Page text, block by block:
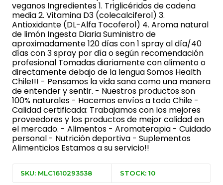
veganos Ingredientes 1. Triglicéridos de cadena
media 2. Vitamina D3 (colecalciferol) 3.
Antioxidante (DL-Alfa Tocoferol) 4. Aroma natural
de limón Ingesta Diaria Suministro de
aproximadamente 120 días con 1 spray al día/40
días con 3 spray por día o según recomendación
profesional Tomadas diariamente con alimento o
directamente debajo de la lengua Somos Health
Chile!!! - Pensamos la vida sana como una manera
de entender y sentir. - Nuestros productos son
100% naturales - Hacemos envíos a todo Chile -
Calidad certificada: Trabajamos con los mejores
proveedores y los productos de mejor calidad en
el mercado. - Alimentos - Aromaterapia - Cuidado
personal - Nutrición deportiva - Suplementos
Alimenticios Estamos a su servicio!!
SKU: MLC1610293538 STOCK: 10